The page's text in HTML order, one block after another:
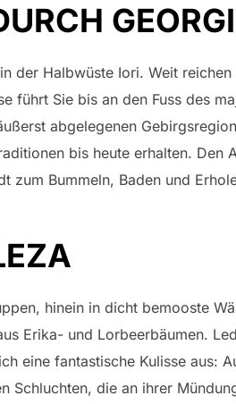
der Halbwüste Iori. Weit
führt Sie bis an den Fuss des
abgelegenen
bis heute erhalten. Den
zum Bummeln, Baden und
hinein in dicht bemooste
Erika- und Lorbeerbäumen.
eine fantastische Kulisse aus:
Schluchten, die an ihrer